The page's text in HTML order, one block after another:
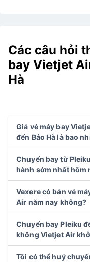
Các câu hỏi
bay Vietjet
Hà
Giá vé máy bay
đến Bảo Hà là bao
Chuyến bay từ
hành sớm nhất hôm
Vexere có bán vé
Air năm nay không?
Chuyến bay Pleiku
không Vietjet Air
Tôi có thể huý